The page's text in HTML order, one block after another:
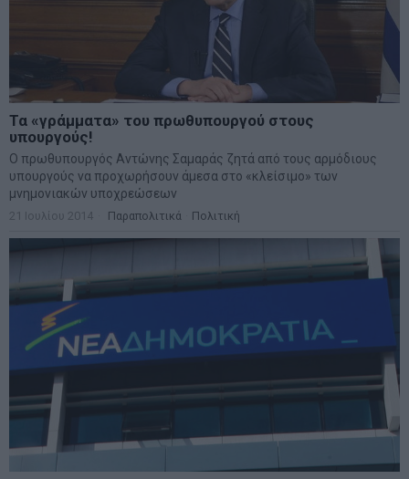
Τα «γράμματα» του πρωθυπουργού στους
υπουργούς!
Ο πρωθυπουργός Αντώνης Σαμαράς ζητά από τους αρμόδιους
υπουργούς να προχωρήσουν άμεσα στο «κλείσιμο» των
μνημονιακών υποχρεώσεων
21 Ιουλίου 2014 Παραπολιτικά Πολιτική